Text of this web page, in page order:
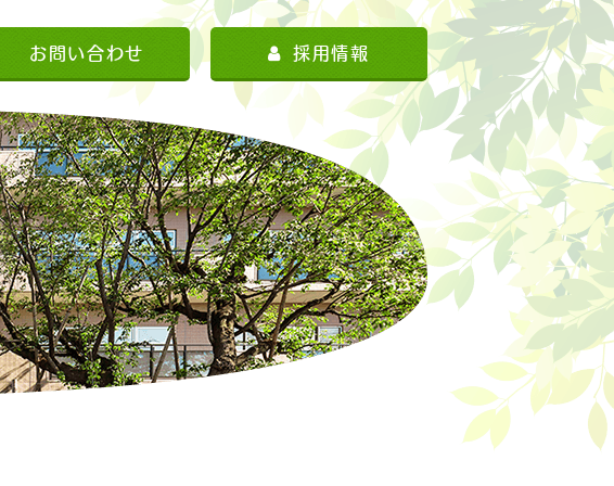
お問い合わせ 採用情報